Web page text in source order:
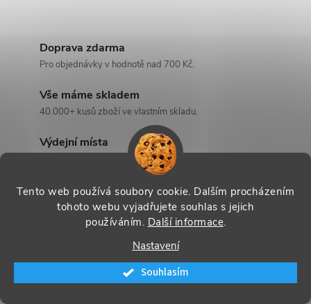
Tento web používá soubory cookie. Dalším procházením
tohoto webu vyjadřujete souhlas s jejich
používáním. Další informace.
Nastavení
Souhlasím
k
p
Doprava zdarma
Pro objednávky v hodnotě nad 700 Kč.
Vše máme skladem
40.000+ kusů zboží ve vlastním skladu.
Výdejní místa
12.000+ výdejních míst po celé ČR a SR.
Ověřený obchod
450.000+ vyřízených objednávek.